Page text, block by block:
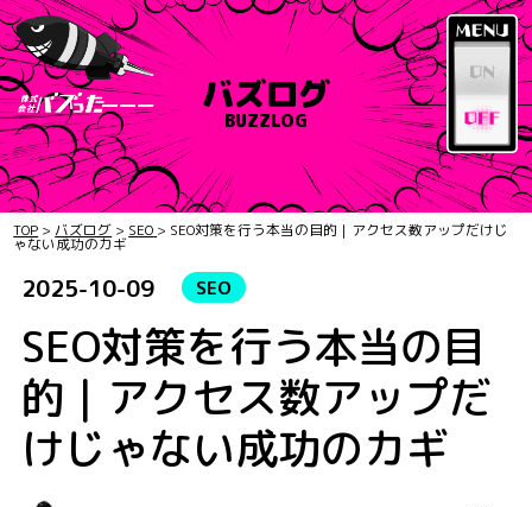
バズログ
BUZZLOG
TOP > バズログ > SEO > SEO対策を行う本当の目的｜アクセス数アップだけじ
ゃない成功のカギ
2025-10-09 SEO
SEO対策を行う本当の目
的｜アクセス数アップだ
けじゃない成功のカギ